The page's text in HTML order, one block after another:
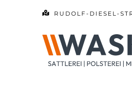
RUDOLF-DIESEL-